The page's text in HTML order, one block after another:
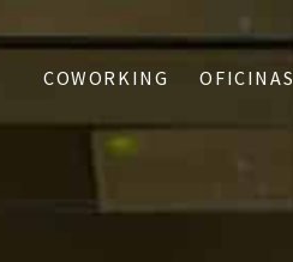
COWORKING OFICINAS